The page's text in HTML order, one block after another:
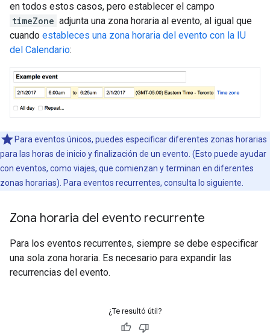
en todos estos casos, pero establecer el campo
timeZone adjunta una zona horaria al evento, al igual que
cuando estableces una zona horaria del evento con la IU
del Calendario:
Para eventos únicos, puedes especificar diferentes zonas horarias
para las horas de inicio y finalización de un evento. (Esto puede ayudar
con eventos, como viajes, que comienzan y terminan en diferentes
zonas horarias). Para eventos recurrentes, consulta lo siguiente.
Zona horaria del evento recurrente
Para los eventos recurrentes, siempre se debe especificar
una sola zona horaria. Es necesario para expandir las
recurrencias del evento.
¿Te resultó útil?